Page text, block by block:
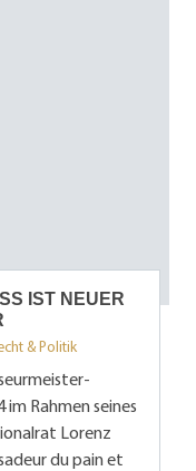
IST NEUER
& Politik
im Rahmen seines
Lorenz
du pain et